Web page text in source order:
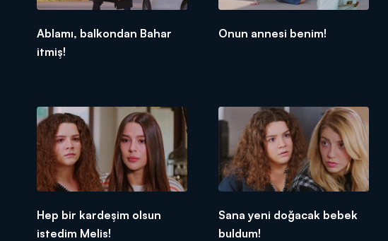
Ablamı, balkondan Bahar
itmiş!
Onun annesi benim!
Hep bir kardeşim olsun
istedim Melis!
Sana yeni doğacak bebek
buldum!